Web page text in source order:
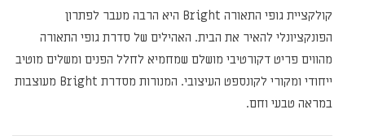
קולקציית גופי התאורה Bright היא הרבה מעבר לפתרון
הפונקציונלי להאיר את הבית. האהילים של סדרת גופי התאורה
מהווים פריט דקורטיבי מושלם שמחמיא לחלל הפנים ומשלים מוטיב
ייחודי ומקורי לקונספט העיצובי. המנורות מסדרת Bright מעוצבות
במראה טבעי וחם.